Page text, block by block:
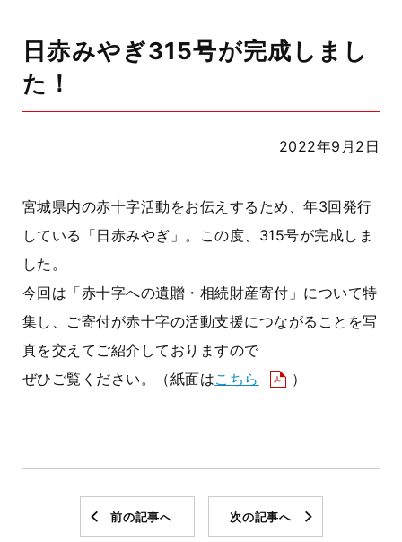
日赤みやぎ315号が完成しまし
た！
2022年9月2日
宮城県内の赤十字活動をお伝えするため、年3回発行
している「日赤みやぎ」。この度、 315号が完成しま
した。
今回は「赤十字への遺贈・相続財産寄付」について特
集し、ご寄付が赤十字の活動支援につながることを写
真を交えてご紹介しておりますので
ぜひご覧ください。（紙面はこちら ）
前の記事へ 次の記事へ